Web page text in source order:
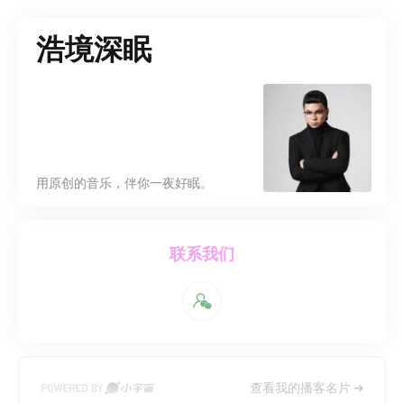
浩境深眠
用原创的音乐，伴你一夜好眠。
联系我们
查看我的播客名片